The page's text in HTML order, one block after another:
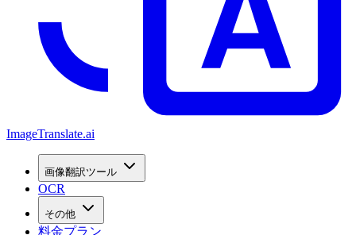
ImageTranslate.ai
画像翻訳ツール
OCR
その他
料金プラン